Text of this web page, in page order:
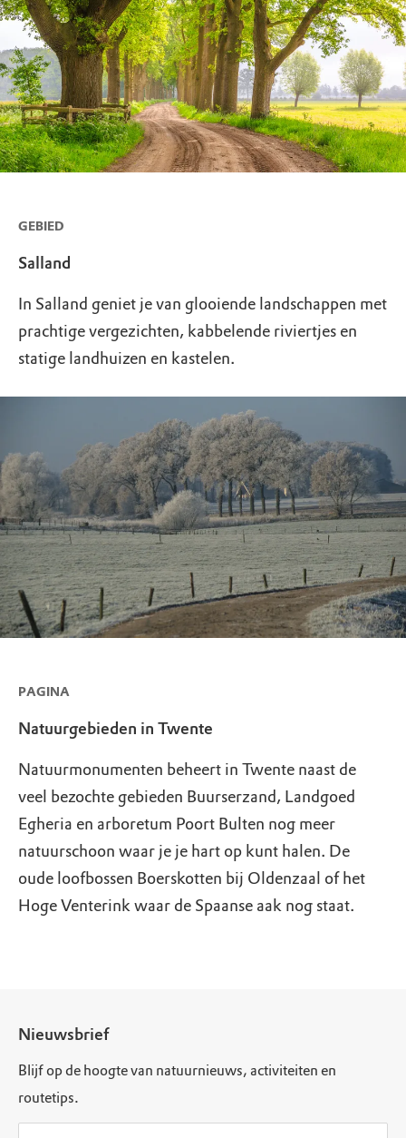
GEBIED
Salland
In Salland geniet je van glooiende landschappen met
prachtige vergezichten, kabbelende riviertjes en
statige landhuizen en kastelen.
PAGINA
Natuurgebieden in Twente
Natuurmonumenten beheert in Twente naast de
veel bezochte gebieden Buurserzand, Landgoed
Egheria en arboretum Poort Bulten nog meer
natuurschoon waar je je hart op kunt halen. De
oude loofbossen Boerskotten bij Oldenzaal of het
Hoge Venterink waar de Spaanse aak nog staat.
Nieuwsbrief
Blijf op de hoogte van natuurnieuws, activiteiten en
routetips.